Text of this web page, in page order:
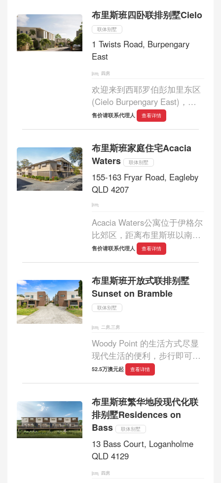
70 套完美融合时尚与实用性的
住宅。...
布里斯班四卧联排别墅Cielo
联体别墅
1 Twists Road, Burpengary
East
四房
欢迎来到西耶罗伯彭加里东区
(Cielo Burpengary East)，这
里位于昆士兰州东南部发展最
快的区域之一，宽敞的居住空
合。每栋四卧联排别墅均拥有
宽敞的户型，布...
售价请联系代理人 查看详情
布里斯班家庭住宅Acacia
Waters
联体别墅
155-163 Fryar Road, Eagleby
QLD 4207
Acacia Waters公寓位于伊格尔
比郊区，距离布里斯班以南仅
32公里，距离澳大利亚排名第
利，比恩利是布里斯班和黄金
海岸之间最大的...
售价请联系代理人 查看详情
布里斯班开放式联排别墅
Sunset on Bramble
联体别墅
二房,三房
Woody Point 的生活方式尽显
现代生活的便利，步行即可到
达海滩、学校、公园、餐馆
等，仅需300米。不仅如此，
宁静的氛围、对美好事物的欣
赏以及令人叹为...
52.5万澳元起 查看详情
布里斯班繁华地段现代化联
排别墅Residences on
Bass
联体别墅
13 Bass Court, Loganholme
QLD 4129
四房